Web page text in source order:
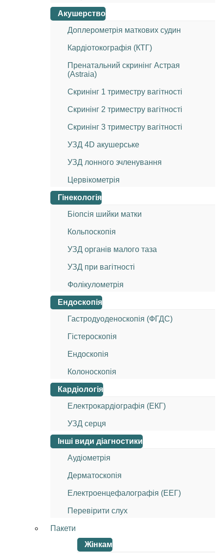
Акушерство
Доплерометрія маткових судин
Кардіотокографія (КТГ)
Пренатальний скринінг Астрая
(Astraia)
Скринінг 1 триместру вагітності
Скринінг 2 триместру вагітності
Скринінг 3 триместру вагітності
УЗД 4D акушерське
УЗД лонного зчленування
Цервікометрія
Гінекологія
Біопсія шийки матки
Кольпоскопія
УЗД органів малого таза
УЗД при вагітності
Фолікулометрія
Ендоскопія
Гастродуоденоскопія (ФГДС)
Гістероскопія
Ендоскопія
Колоноскопія
Кардіологія
Електрокардіографія (ЕКГ)
УЗД серця
Інші види діагностики
Аудіометрія
Дерматоскопія
Електроенцефалографія (ЕЕГ)
Перевірити слух
Пакети
Жінкам